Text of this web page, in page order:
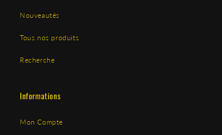
Nouveautés
Tous nos produits
Recherche
Informations
Mon Compte